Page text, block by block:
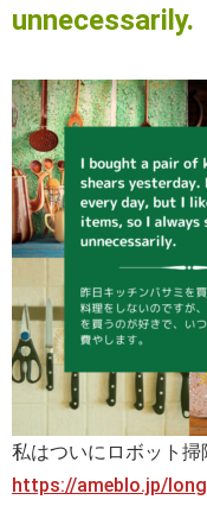
unnecessarily.
私はついにロボット掃
https://ameblo.jp/